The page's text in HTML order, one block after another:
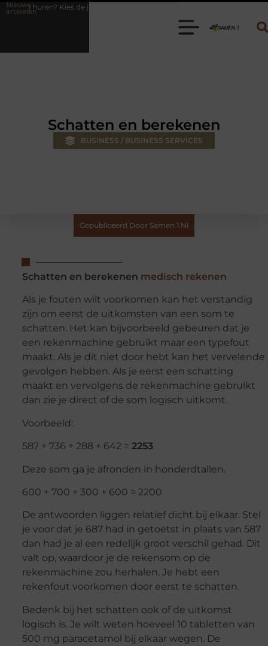
Nieuwe
artikelen
aanhanger voor jouw klus
Schatten en berekenen
BUSINESS / BUSINESS SERVICES
Gepubliceerd Door Samen 1.nl
Schatten en berekenen medisch rekenen
Als je fouten wilt voorkomen kan het verstandig
zijn om eerst de uitkomsten van een som te
schatten. Het kan bijvoorbeeld gebeuren dat je
een rekenmachine gebruikt maar een typefout
maakt. Als je dit niet door hebt kan het vervelende
gevolgen hebben. Als je eerst een schatting
maakt en vervolgens de rekenmachine gebruikt
dan zie je direct of de som logisch uitkomt.
Voorbeeld:
587 + 736 + 288 + 642 = 2253
Deze som ga je afronden in honderdtallen.
600 + 700 + 300 + 600 = 2200
De antwoorden liggen relatief dicht bij elkaar. Stel
je voor dat je 687 had in getoetst in plaats van 587
dan had je al een redelijk groot verschil gehad. Dit
valt op, waardoor je de rekensom op de
rekenmachine zou herhalen. Je hebt een
rekenfout voorkomen door eerst te schatten.
Bedenk bij het schatten ook of de uitkomst
logisch is. Je wilt weten hoeveel 10 tabletten van
500 mg paracetamol bij elkaar wegen. De